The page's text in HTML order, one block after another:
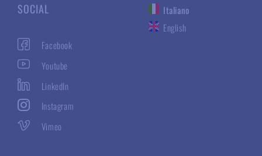
SOCIAL
Facebook
Youtube
LinkedIn
Instagram
Vimeo
Italiano
English